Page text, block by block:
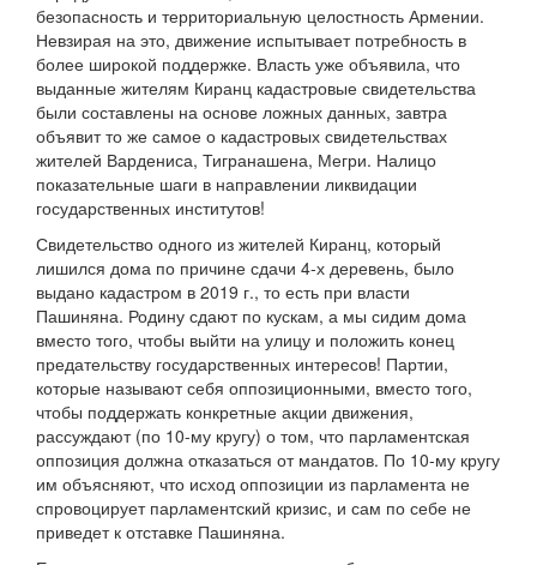
безопасность и территориальную целостность Армении.
Невзирая на это, движение испытывает потребность в
более широкой поддержке. Власть уже объявила, что
выданные жителям Киранц кадастровые свидетельства
были составлены на основе ложных данных, завтра
объявит то же самое о кадастровых свидетельствах
жителей Вардениса, Тигранашена, Мегри. Налицо
показательные шаги в направлении ликвидации
государственных институтов!
Свидетельство одного из жителей Киранц, который
лишился дома по причине сдачи 4-х деревень, было
выдано кадастром в 2019 г., то есть при власти
Пашиняна. Родину сдают по кускам, а мы сидим дома
вместо того, чтобы выйти на улицу и положить конец
предательству государственных интересов! Партии,
которые называют себя оппозиционными, вместо того,
чтобы поддержать конкретные акции движения,
рассуждают (по 10-му кругу) о том, что парламентская
оппозиция должна отказаться от мандатов. По 10-му кругу
им объясняют, что исход оппозиции из парламента не
спровоцирует парламентский кризис, и сам по себе не
приведет к отставке Пашиняна.